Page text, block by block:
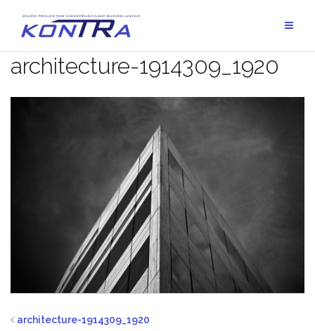
architecture-1914309_1920
architecture-1914309_1920